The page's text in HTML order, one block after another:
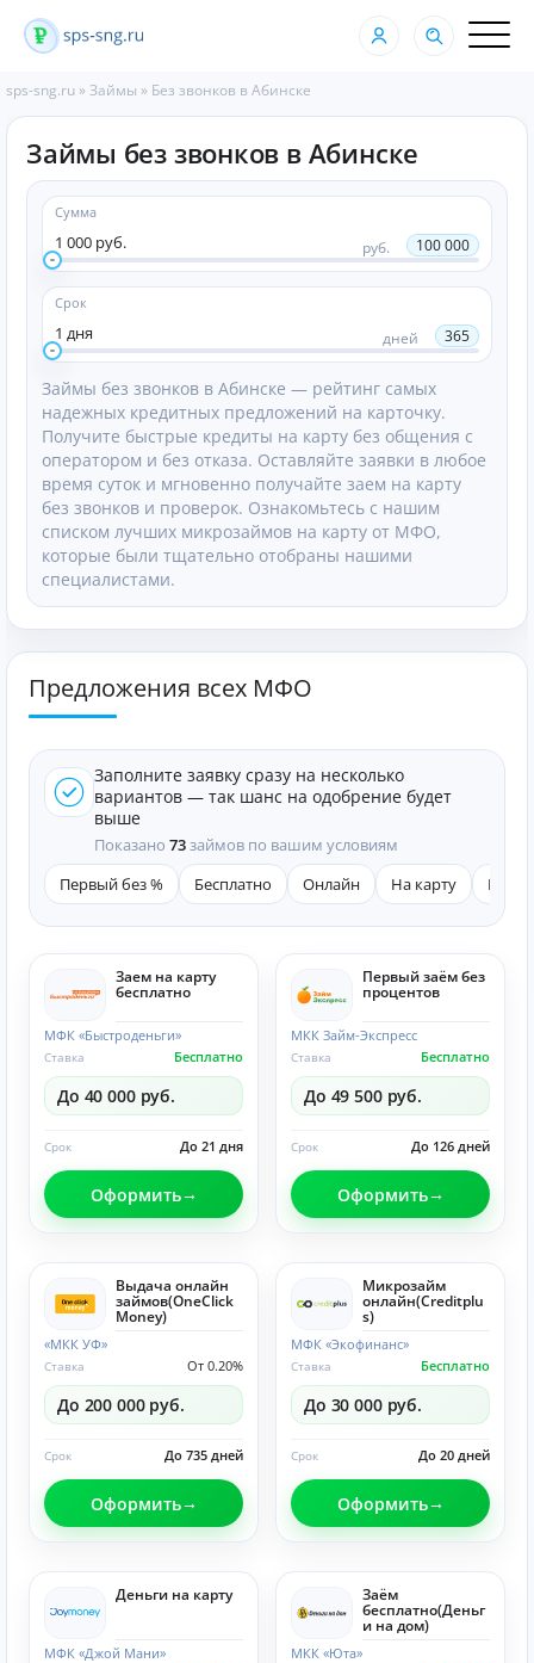
sps-sng.ru »Займы » Без звонков в Абинске
Займы без звонков в Абинске
Сумма
1 000 руб. руб. 100 000
Срок
1 дня дней 365
Займы без звонков в Абинске — рейтинг самых
надежных кредитных предложений на карточку.
Получите быстрые кредиты на карту без общения с
оператором и без отказа. Оставляйте заявки в любое
время суток и мгновенно получайте заем на карту
без звонков и проверок. Ознакомьтесь с нашим
списком лучших микрозаймов на карту от МФО,
которые были тщательно отобраны нашими
специалистами.
Предложения всех МФО
Заполните заявку сразу на несколько
вариантов — так шанс на одобрение будет
выше
Показано 73займов по вашим условиям
Первый без %
Бесплатно Онлайн На карту
Заем на карту
бесплатно
МФК «Быстроденьги»
Бесплатно
Ставка
До 40 000 руб.
До 21 дня
Срок
Оформить
Первый заём без
процентов
МКК Займ-Экспресс
Бесплатно
Ставка
До 49 500 руб.
До 126 дней
Срок
Оформить
Выдача онлайн
займов(OneClick
Money)
«МКК УФ»
От 0.20%
Ставка
До 200 000 руб.
До 735 дней
Срок
Оформить
Микрозайм
онлайн(Creditplu
s)
МФК «Экофинанс»
Бесплатно
Ставка
До 30 000 руб.
До 20 дней
Срок
Оформить
Деньги на карту
МФК «Джой Мани»
Заём
бесплатно(Деньг
и на дом)
МКК «Юта»